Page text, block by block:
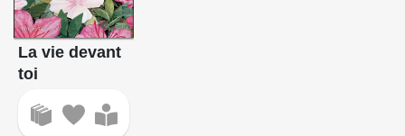
La vie devant
toi